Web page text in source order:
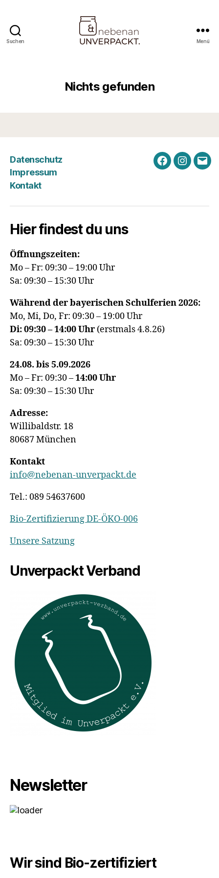
Suchen Menü
Nichts gefunden
Datenschutz
Impressum
Kontakt
FacebookE-
Hier findest du uns
Öffnungszeiten:
Mo – Fr: 09:30 – 19:00 Uhr
Sa: 09:30 – 15:30 Uhr
Während der bayerischen Schulferien 2026:
Mo, Mi, Do, Fr: 09:30 – 19:00 Uhr
Di: 09:30 – 14:00 Uhr (erstmals 4.8.26)
Sa: 09:30 – 15:30 Uhr
24.08. bis 5.09.2026
Mo – Fr: 09:30 –14:00Uhr
Sa: 09:30 – 15:30 Uhr
Adresse:
Willibaldstr. 18
80687 München
Kontakt
info@nebenan-unverpackt.de
Tel.: 089 54637600
Bio-Zertifizierung DE-ÖKO-006
Unsere Satzung
Unverpackt Verband
Newsletter
Wir sind Bio-zertifiziert